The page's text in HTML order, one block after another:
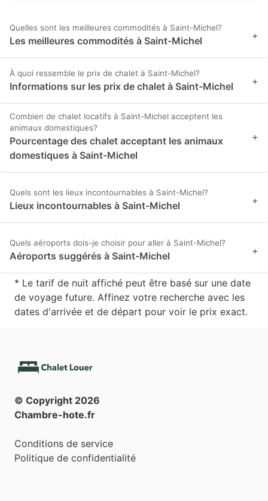
Quelles sont les meilleures commodités à Saint-Michel?
Les meilleures commodités à Saint-Michel +
À quoi ressemble le prix de chalet à Saint-Michel?
Informations sur les prix de chalet à Saint-Michel +
Combien de chalet locatifs à Saint-Michel acceptent les
animaux domestiques?
Pourcentage des chalet acceptant les animaux
domestiques à Saint-Michel
+
Quels sont les lieux incontournables à Saint-Michel?
Lieux incontournables à Saint-Michel +
Quels aéroports dois-je choisir pour aller à Saint-Michel?
Aéroports suggérés à Saint-Michel +
* Le tarif de nuit affiché peut être basé sur une date
de voyage future. Affinez votre recherche avec les
dates d'arrivée et de départ pour voir le prix exact.
© Copyright 2026
Chambre-hote.fr
Conditions de service
Politique de confidentialité